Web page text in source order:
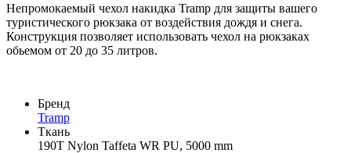
Непромокаемый чехол накидка Tramp для защиты вашего
туристического рюкзака от воздействия дождя и снега.
Конструкция позволяет использовать чехол на рюкзаках
обьемом от 20 до 35 литров.
Бренд
Tramp
Ткань
190Т Nylon Taffeta WR PU, 5000 mm